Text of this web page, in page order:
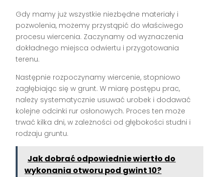
Gdy mamy już wszystkie niezbędne materiały i
pozwolenia, możemy przystąpić do właściwego
procesu wiercenia. Zaczynamy od wyznaczenia
dokładnego miejsca odwiertu i przygotowania
terenu.
Następnie rozpoczynamy wiercenie, stopniowo
zagłębiając się w grunt. W miarę postępu prac,
należy systematycznie usuwać urobek i dodawać
kolejne odcinki rur osłonowych. Proces ten może
trwać kilka dni, w zależności od głębokości studni i
rodzaju gruntu.
Jak dobrać odpowiednie wiertło do
wykonania otworu pod gwint 10?